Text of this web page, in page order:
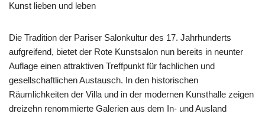
Kunst lieben und leben
Die Tradition der Pariser Salonkultur des 17. Jahrhunderts
aufgreifend, bietet der Rote Kunstsalon nun bereits in neunter
Auflage einen attraktiven Treffpunkt für fachlichen und
gesellschaftlichen Austausch. In den historischen
Räumlichkeiten der Villa und in der modernen Kunsthalle zeigen
dreizehn renommierte Galerien aus dem In- und Ausland